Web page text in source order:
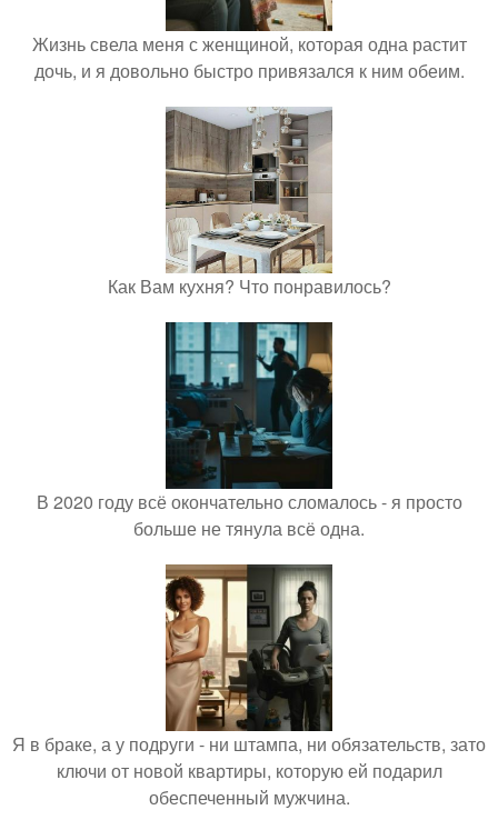
Жизнь свела меня с женщиной, которая одна растит
дочь, и я довольно быстро привязался к ним обеим.
Как Вам кухня? Что понравилось?
В 2020 году всё окончательно сломалось - я просто
больше не тянула всё одна.
Я в браке, а у подруги - ни штампа, ни обязательств, зато
ключи от новой квартиры, которую ей подарил
обеспеченный мужчина.